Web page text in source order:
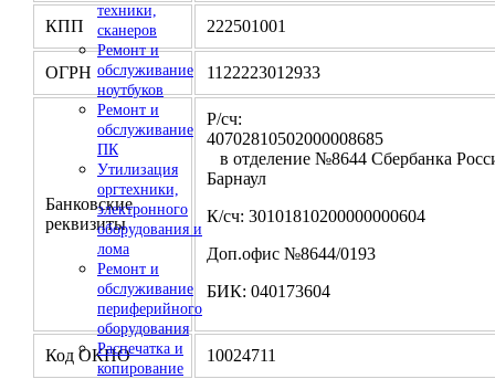
техники,
сканеров
Ремонт и
обслуживание
ноутбуков
Ремонт и
обслуживание
ПК
Утилизация
оргтехники,
электронного
оборудования и
лома
Ремонт и
обслуживание
периферийного
оборудования
Распечатка и
копирование
КПП 222501001
ОГРН 1122223012933
Банковские
реквизиты
Р/сч:
в отделение №8644 Сбербанка
Барнаул
К/сч: 30101810200000000604
Доп.офис №8644/0193
БИК: 040173604
Код ОКПО 10024711